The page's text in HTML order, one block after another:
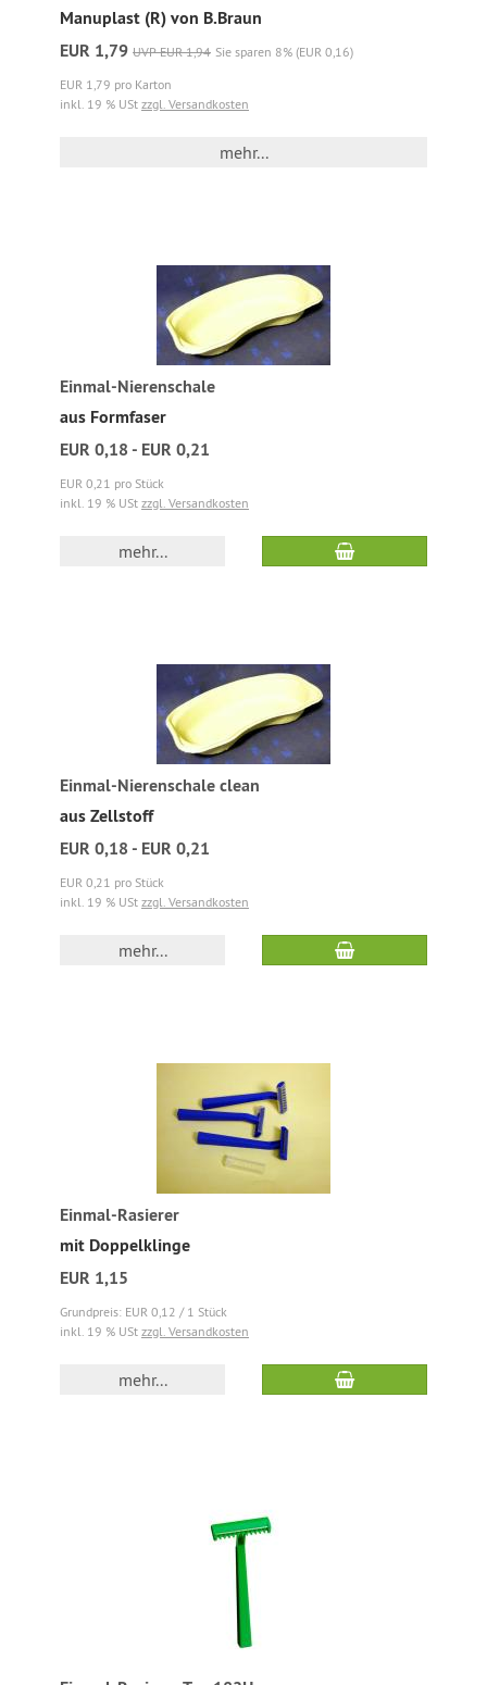
Manuplast (R) von B.Braun
EUR 1,79 UVP EUR 1,94 Sie sparen 8% (EUR 0,16)
EUR 1,79 pro Karton
inkl. 19 % USt zzgl. Versandkosten
mehr...
Einmal-Nierenschale
aus Formfaser
EUR 0,18 - EUR 0,21
EUR 0,21 pro Stück
inkl. 19 % USt zzgl. Versandkosten
mehr...
Einmal-Nierenschale clean
aus Zellstoff
EUR 0,18 - EUR 0,21
EUR 0,21 pro Stück
inkl. 19 % USt zzgl. Versandkosten
mehr...
Einmal-Rasierer
mit Doppelklinge
EUR 1,15
Grundpreis: EUR 0,12 / 1 Stück
inkl. 19 % USt zzgl. Versandkosten
mehr...